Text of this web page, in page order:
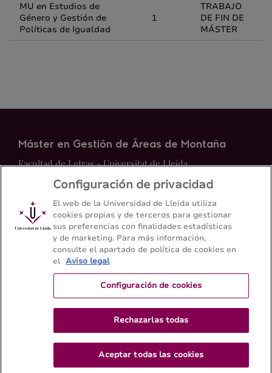
MU en Estudios de
Género y Gestión de
Políticas de Igualdad
1
TRABAJO
DE FIN DE
MÁSTER
Máster en Gestión de Áreas de Montaña
Facultad de Letras - Universitat de Lleida
Mapa del web Contacto
+34 973 70 20 98
Configuración de privacidad
El web de la Universidad de Lleida utiliza
cookies propias y de terceros para gestionar
sus preferencias con finalidades estadísticas
y de marketing. Para más información,
consulte el apartado de política de cookies en
el Aviso legal
Configuración de cookies
Rechazarlas todas
Aceptar todas las cookies